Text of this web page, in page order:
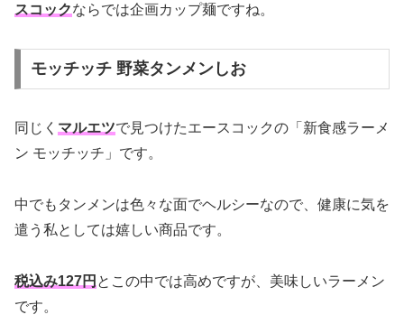
スコックならでは企画カップ麺ですね。
モッチッチ 野菜タンメンしお
同じく マルエツで見つけたエースコックの「新食感ラーメ
ン モッチッチ」です。
中でもタンメンは色々な面でヘルシーなので、健康に気を
遣う私としては嬉しい商品です。
税込み127円 とこの中では高めですが、美味しいラーメン
です。